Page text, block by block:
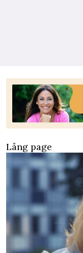
Lång page